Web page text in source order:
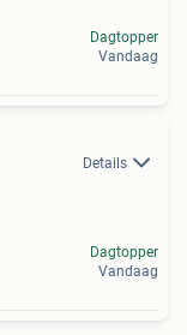
Dagtopper
Vandaag
Details
Dagtopper
Vandaag